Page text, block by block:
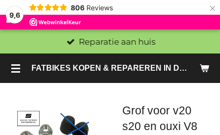
9,6
806 Reviews ×
FATBIKES KOPEN & REPAREREN IN DEN HAAG EN ZOETERMEER - SACHE BIKES
Reparatie aan huis
Grof voor v20
s20 en ouxi V8